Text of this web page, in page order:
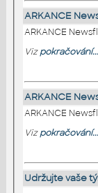
ARKANCE
ARKANCE
Vizpokračování...
ARKANCE
ARKANCE
Vizpokračování...
Udržujte vaše